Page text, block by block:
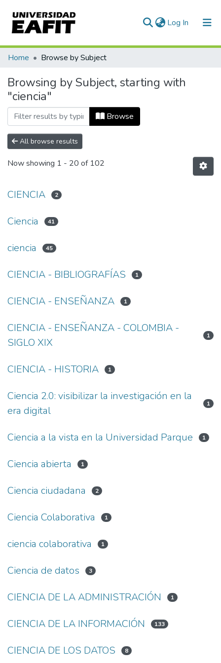
Log In (current)
Communities & Collections
All of DSpace
Home Browse by Subject
Browsing by Subject, starting with
"ciencia"
Browse
All browse results
Now showing 1 - 20 of 102
CIENCIA 2
Ciencia 41
ciencia 45
CIENCIA - BIBLIOGRAFÍAS 1
CIENCIA - ENSEÑANZA 1
CIENCIA - ENSEÑANZA - COLOMBIA -
SIGLO XIX
1
CIENCIA - HISTORIA 1
Ciencia 2.0: visibilizar la investigación en la
era digital
1
Ciencia a la vista en la Universidad Parque 1
Ciencia abierta 1
Ciencia ciudadana 2
Ciencia Colaborativa 1
ciencia colaborativa 1
Ciencia de datos 3
CIENCIA DE LA ADMINISTRACIÓN 1
CIENCIA DE LA INFORMACIÓN 133
CIENCIA DE LOS DATOS 8